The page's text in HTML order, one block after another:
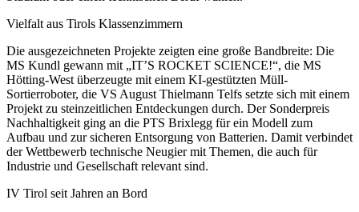
Vielfalt aus Tirols Klassenzimmern
Die ausgezeichneten Projekte zeigten eine große Bandbreite: Die
MS Kundl gewann mit „IT’S ROCKET SCIENCE!“, die MS
Hötting-West überzeugte mit einem KI-gestützten Müll-
Sortierroboter, die VS August Thielmann Telfs setzte sich mit einem
Projekt zu steinzeitlichen Entdeckungen durch. Der Sonderpreis
Nachhaltigkeit ging an die PTS Brixlegg für ein Modell zum
Aufbau und zur sicheren Entsorgung von Batterien. Damit verbindet
der Wettbewerb technische Neugier mit Themen, die auch für
Industrie und Gesellschaft relevant sind.
IV Tirol seit Jahren an Bord